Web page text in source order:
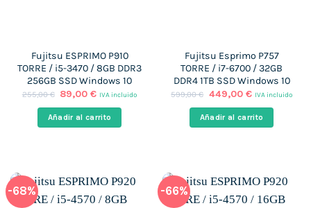
Fujitsu ESPRIMO P910
TORRE / i5-3470 / 8GB DDR3
256GB SSD Windows 10
255,00€ El
original
era:
89,00€El
actual
es:
IVA incluido
Añadir al carrito
Fujitsu Esprimo P757
TORRE / i7-6700 / 32GB
DDR4 1TB SSD Windows 10
599,00€ El
original
era:
449,00 €El
actual
es:
IVA incluido
Añadir al carrito
-68% -66%